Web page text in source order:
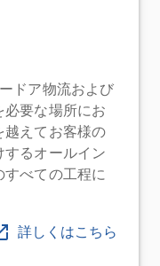
ドア物流および
必要な場所にお
越えてお客様の
るオールイン
べての工程に
詳しくはこちら